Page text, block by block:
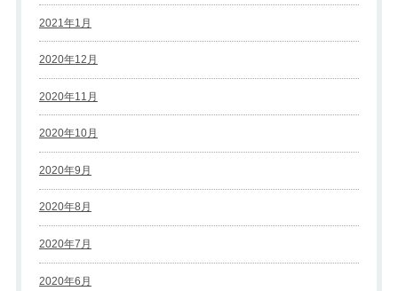
2021年1月
2020年12月
2020年11月
2020年10月
2020年9月
2020年8月
2020年7月
2020年6月